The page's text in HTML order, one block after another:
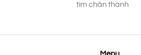
tim chân thành